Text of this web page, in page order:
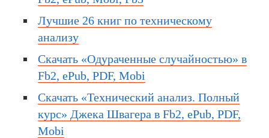
Лучшие 26 книг по техническому
анализу
Скачать «Одураченные случайностью» в
Fb2, ePub, PDF, Mobi
Скачать «Технический анализ. Полный
курс» Джека Швагера в Fb2, ePub, PDF,
Mobi